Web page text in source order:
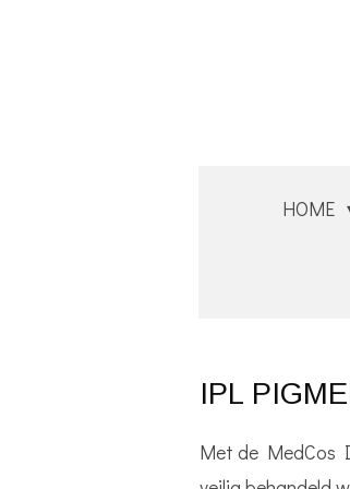
HOME
IPL
Met de MedCos